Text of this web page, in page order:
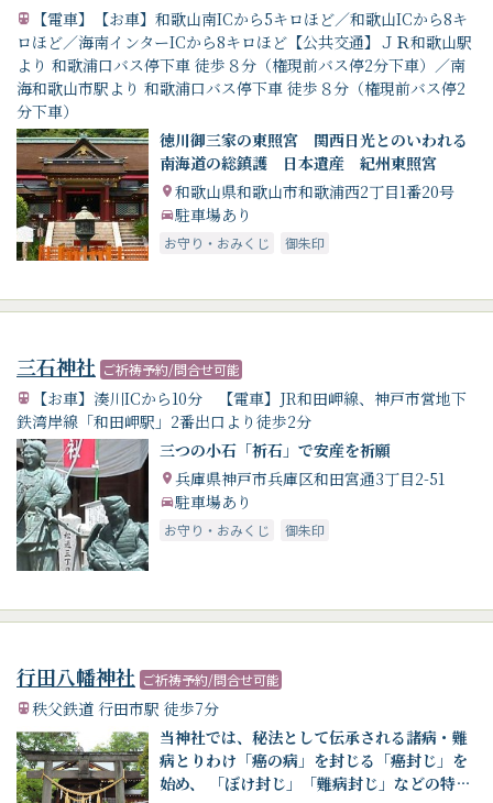
【電車】【お車】和歌山南ICから5キロほど／和歌山ICから8キ
ロほど／海南インターICから8キロほど【公共交通】ＪＲ和歌山駅
より 和歌浦口バス停下車 徒歩８分（権現前バス停2分下車）／南
海和歌山市駅より 和歌浦口バス停下車 徒歩８分（権現前バス停2
分下車）
徳川御三家の東照宮 関西日光とのいわれる
南海道の総鎮護 日本遺産 紀州東照宮
和歌山県和歌山市和歌浦西2丁目1番20号
駐車場あり
お守り・おみくじ 御朱印
三石神社 ご祈祷予約/問合せ可能
【お車】湊川ICから10分 【電車】JR和田岬線、神戸市営地下
鉄湾岸線「和田岬駅」2番出口より徒歩2分
三つの小石「祈石」で安産を祈願
兵庫県神戸市兵庫区和田宮通3丁目2-51
駐車場あり
お守り・おみくじ 御朱印
行田八幡神社 ご祈祷予約/問合せ可能
秩父鉄道 行田市駅 徒歩7分
当神社では、秘法として伝承される諸病・難
病とりわけ「癌の病」を封じる「癌封じ」を
始め、 「ぼけ封じ」「難病封じ」などの特別